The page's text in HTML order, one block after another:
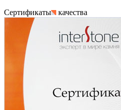
Сертификаты
качества